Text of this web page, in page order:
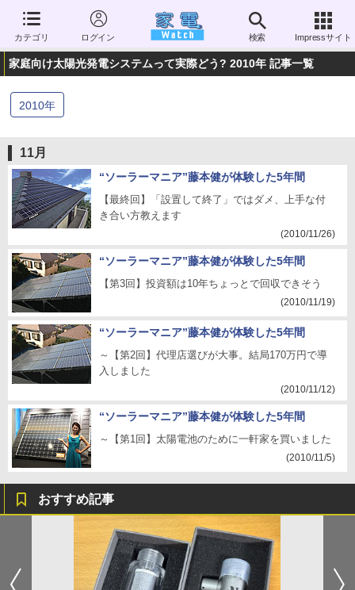
カテゴリ ログイン 検索 Impressサイト
家庭向け太陽光発電システムって実際どう? 2010年 記事一覧
2010年
11月
“ソーラーマニア”藤本健が体験した5年間
【最終回】「設置して終了」ではダメ、上手な付
き合い方教えます
(2010/11/26)
“ソーラーマニア”藤本健が体験した5年間
【第3回】投資額は10年ちょっとで回収できそう
(2010/11/19)
“ソーラーマニア”藤本健が体験した5年間
～【第2回】代理店選びが大事。結局170万円で導
入しました
(2010/11/12)
“ソーラーマニア”藤本健が体験した5年間
～【第1回】太陽電池のために一軒家を買いました
(2010/11/5)
おすすめ記事